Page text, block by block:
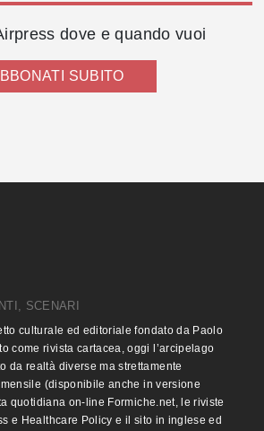
dove e quando vuoi
SUBITO
SCENARI
culturale ed editoriale fondato da Paolo
come rivista cartacea, oggi l’arcipelago
da realtà diverse ma strettamente
(disponibile anche in versione
quotidiana on-line Formiche.net, le riviste
e Healthcare Policy e il sito in inglese ed